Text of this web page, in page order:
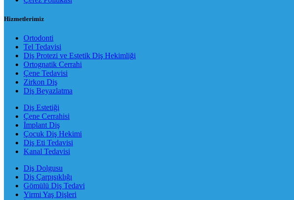
Hizmetlerimiz
Ortodonti
Tel Tedavisi
Diş Protezi ve Estetik Diş Hekimliği
Ortognatik Cerrahi
Çene Tedavisi
Zirkon Diş
Diş Beyazlatma
Diş Estetiği
Çene Cerrahisi
İmplant Diş
Çocuk Diş Hekimi
Diş Eti Tedavisi
Kanal Tedavisi
Diş Dolgusu
Diş Çarpışıklığı
Gömülü Diş Tedavi
Yirmi Yaş Dişleri